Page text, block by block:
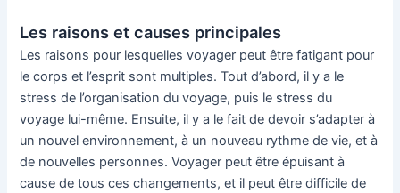
Les raisons et causes principales
Les raisons pour lesquelles voyager peut être fatigant pour
le corps et l’esprit sont multiples. Tout d’abord, il y a le
stress de l’organisation du voyage, puis le stress du
voyage lui-même. Ensuite, il y a le fait de devoir s’adapter à
un nouvel environnement, à un nouveau rythme de vie, et à
de nouvelles personnes. Voyager peut être épuisant à
cause de tous ces changements, et il peut être difficile de